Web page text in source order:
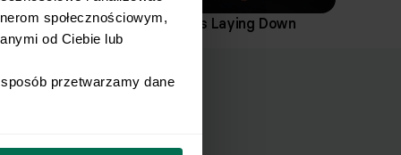
społecznościowym,
od Ciebie lub
przetwarzamy dane
Windshield Wipers Laying Down